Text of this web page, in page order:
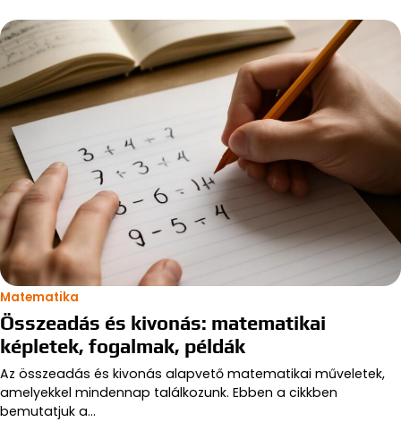
Matematika
Összeadás és kivonás: matematikai
képletek, fogalmak, példák
Az összeadás és kivonás alapvető matematikai műveletek,
amelyekkel mindennap találkozunk. Ebben a cikkben
bemutatjuk a…